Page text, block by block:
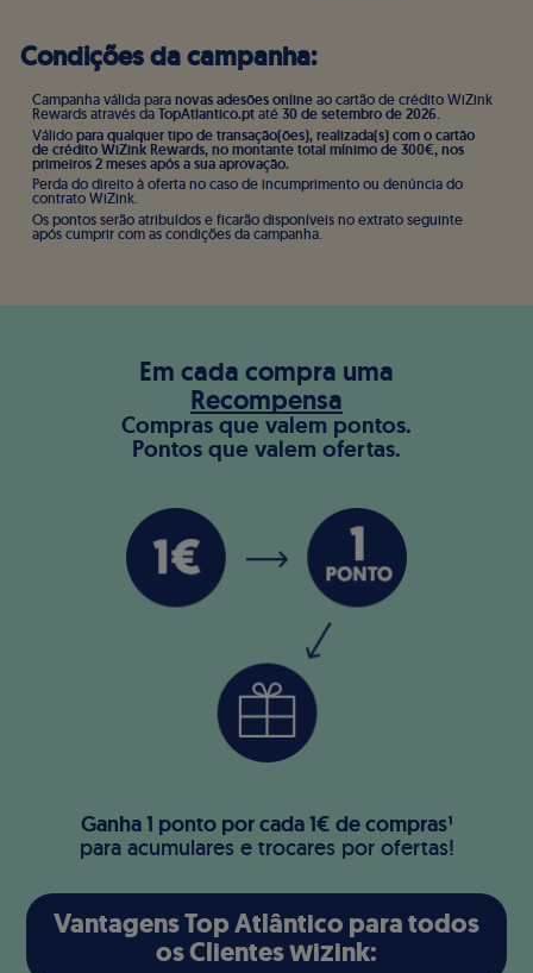
Condições da campanha:
Campanha válida para novas adesões onlineao cartão de crédito WiZink
Rewards através da TopAtlantico.ptaté 30 de setembro de 2026.
Válido para qualquer tipo de transação(ões), realizada(s) com o cartão
de crédito WiZink Rewards, no montante total mínimo de 300€, nos
primeiros 2 meses após a sua aprovação.
Perda do direito à oferta no caso de incumprimento ou denúncia do
contrato WiZink.
Os pontos serão atribuídos e ficarão disponíveis no extrato seguinte
após cumprir com as condições da campanha.
Em cada compra uma
Recompensa
Compras que valem pontos.
Pontos que valem ofertas.
Ganha 1 ponto por cada 1€ de compras¹
para acumulares e trocares por ofertas!
Vantagens Top Atlântico para todos
os Clientes æiΩink: